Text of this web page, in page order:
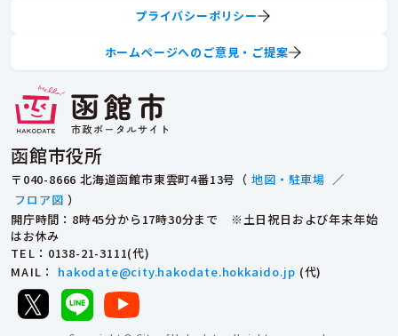
函館市役所
〒040-8666 北海道函館市東雲町4番13号（ 地図・駐車場 ／
フロア図 ）
開庁時間：8時45分から17時30分まで ※土日祝日および年末年始
はお休み
TEL ：0138-21-3111(代)
MAIL ： hakodate@city.hakodate.hokkaido.jp (代)
プライバシーポリシー
ホームページへのご意見・ご提案